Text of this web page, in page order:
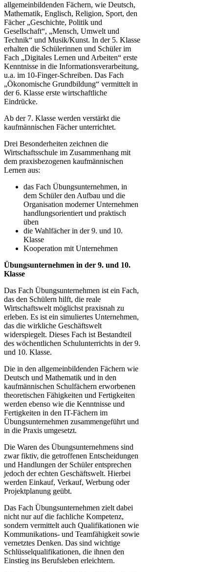
allgemeinbildenden Fächern, wie Deutsch,
Mathematik, Englisch, Religion, Sport, den
Fächer „Geschichte, Politik und
Gesellschaft“, „Mensch, Umwelt und
Technik“ und Musik/Kunst. In der 5. Klasse
erhalten die Schülerinnen und Schüler im
Fach „Digitales Lernen und Arbeiten“ erste
Kenntnisse in die Informationsverarbeitung,
u.a. im 10-Finger-Schreiben. Das Fach
„Ökonomische Grundbildung“ vermittelt in
der 6. Klasse erste wirtschaftliche
Eindrücke.
Ab der 7. Klasse werden verstärkt die
kaufmännischen Fächer unterrichtet.
Drei Besonderheiten zeichnen die
Wirtschaftsschule im Zusammenhang mit
dem praxisbezogenen kaufmännischen
Lernen aus:
das Fach Übungsunternehmen, in
dem Schüler den Aufbau und die
Organisation moderner Unternehmen
handlungsorientiert und praktisch
üben
die Wahlfächer in der 9. und 10.
Klasse
Kooperation mit Unternehmen
Übungsunternehmen in der 9. und 10.
Klasse
Das Fach Übungsunternehmen ist ein Fach,
das den Schülern hilft, die reale
Wirtschaftswelt möglichst praxisnah zu
erleben. Es ist ein simuliertes Unternehmen,
das die wirkliche Geschäftswelt
widerspiegelt. Dieses Fach ist Bestandteil
des wöchentlichen Schulunterrichts in der 9.
und 10. Klasse.
Die in den allgemeinbildenden Fächern wie
Deutsch und Mathematik und in den
kaufmännischen Schulfächern erworbenen
theoretischen Fähigkeiten und Fertigkeiten
werden ebenso wie die Kenntnisse und
Fertigkeiten in den IT-Fächern im
Übungsunternehmen zusammengeführt und
in die Praxis umgesetzt.
Die Waren des Übungsunternehmens sind
zwar fiktiv, die getroffenen Entscheidungen
und Handlungen der Schüler entsprechen
jedoch der echten Geschäftswelt. Hierbei
werden Einkauf, Verkauf, Werbung oder
Projektplanung geübt.
Das Fach Übungsunternehmen zielt dabei
nicht nur auf die fachliche Kompetenz,
sondern vermittelt auch Qualifikationen wie
Kommunikations- und Teamfähigkeit sowie
vernetztes Denken. Das sind wichtige
Schlüsselqualifikationen, die ihnen den
Einstieg ins Berufsleben erleichtern.